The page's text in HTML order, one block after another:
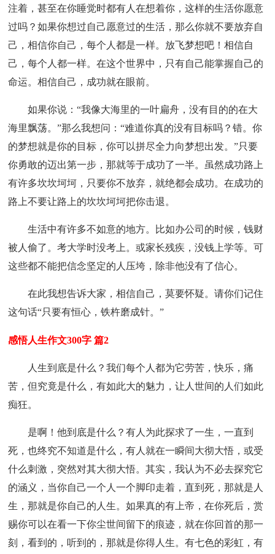
注着，甚至在你睡觉时都有人在想着你，这样的生活你愿意
过吗？如果你想过自己愿意过的生活，那么你就不要放弃自
己，相信你自己，每个人都是一样。放飞梦想吧！相信自
己，每个人都一样。在这个世界中，只有自己能掌握自己的
命运。相信自己，成功就在眼前。
如果你说：“我像大海里的一叶扁舟，没有目的的在大
海里飘荡。”那么我想问：“难道你真的没有目标吗？错。你
的梦想就是你的目标，你可以拼尽全力向梦想出发。”只要
你勇敢的迈出第一步，那就等于成功了一半。虽然成功路上
有许多坎坎坷坷，只要你不放弃，就绝都会成功。在成功的
路上不要让路上的坎坎坷坷把你击退。
生活中有许多不如意的地方。比如办公司的时候，钱财
被人偷了。考大学时没考上。或家长残疾，没钱上学等。可
这些都不能把信念坚定的人压垮，除非他没有了信心。
在此我想告诉大家，相信自己，莫要怀疑。请你们记住
这句话“只要有恒心，铁杵磨成针。”
感悟人生作文300字 篇2
人生到底是什么？我们每个人都为它劳苦，快乐，痛
苦，但究竟是什么，有如此大的魅力，让人世间的人们如此
痴狂。
是啊！他到底是什么？有人为此探求了一生，一直到
死，也终究不知道是什么，有人就在一瞬间大彻大悟，或受
什么刺激，突然对其大彻大悟。其实，我认为不必去探究它
的涵义，当你自己一个人一个脚印走着，直到死，那就是人
生，那就是你自己的人生。如果真的有上帝，在你死后，赏
赐你可以在看一下你尘世间留下的痕迹，就在你回首的那一
刻，看到的，听到的，那就是你得人生。有七色的彩虹，有